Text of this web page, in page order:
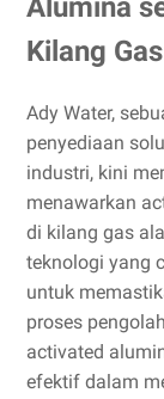
Alumina
Kilang
Ady Water,
penyediaan
industri, kini
menawarkan
di kilang gas
teknologi yang
untuk
proses
activated
efektif dalam